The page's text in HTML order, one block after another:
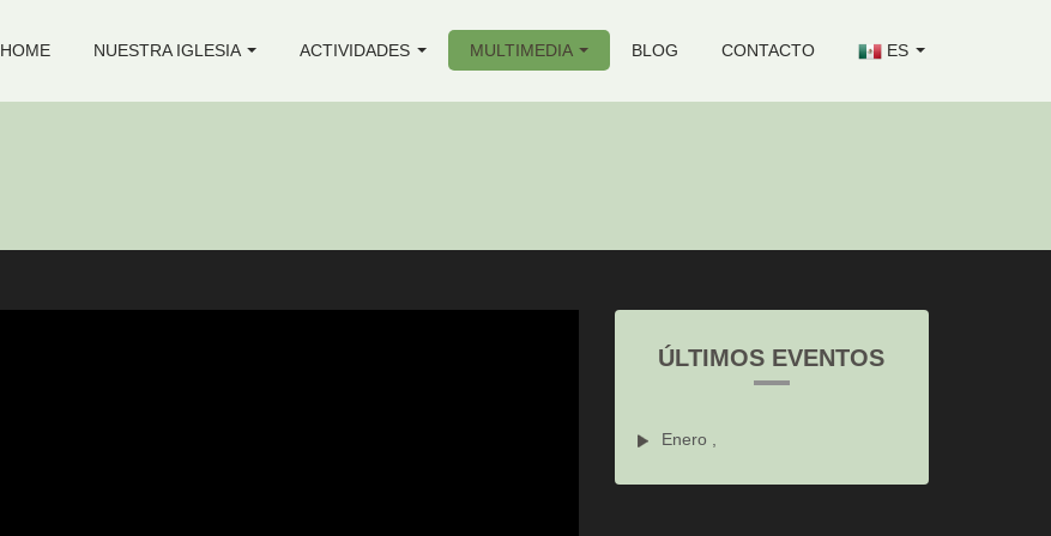
HOME NUESTRA IGLESIA ACTIVIDADES MULTIMEDIA BLOG CONTACTO ES
ÚLTIMOS EVENTOS
Enero ,